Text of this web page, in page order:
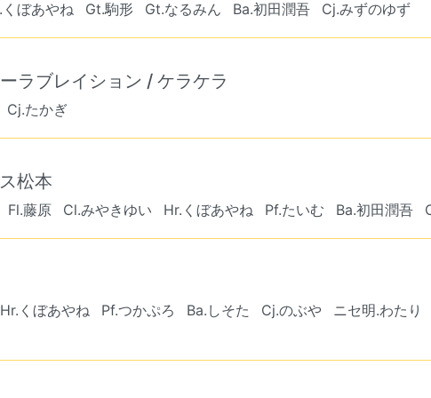
くぼあやね Gt.駒形 Gt.なるみん Ba.初田潤吾 Cj.みずのゆず
ラブレイション / ケラケラ
Cj.たかぎ
松本
Fl.藤原 Cl.みやきゆい Hr.くぼあやね Pf.たいむ Ba.初田潤吾
Hr.くぼあやね Pf.つかぷろ Ba.しそた Cj.のぶや
ニセ明.わたり